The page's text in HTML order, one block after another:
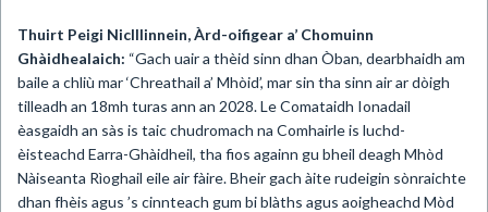
Thuirt Peigi NicIllinnein, Àrd-oifigear a’ Chomuinn
Ghàidhealaich: “Gach uair a thèid sinn dhan Òban, dearbhaidh am
baile a chliù mar ‘Chreathail a’ Mhòid’, mar sin tha sinn air ar dòigh
tilleadh an 18mh turas ann an 2028. Le Comataidh Ionadail
èasgaidh an sàs is taic chudromach na Comhairle is luchd-
èisteachd Earra-Ghàidheil, tha fios againn gu bheil deagh Mhòd
Nàiseanta Rìoghail eile air fàire. Bheir gach àite rudeigin sònraichte
dhan fhèis agus ’s cinnteach gum bi blàths agus aoigheachd Mòd